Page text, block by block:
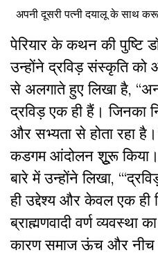
अपनी दूसरी पत्नी दयालू के साथ
पेरियार के कथन की पुष्टि
उन्होंने द्रविड़ संस्कृति को
से अलगाते हुए लिखा है,
द्रविड़ एक ही हैं। जिनका
और सभ्यता से होता रहा
कडगम आंदोलन शूुरू
बारे में उन्होंने लिखा,
ही उद्देश्य और केवल एक ही
ब्राह्मणवादी वर्ण
कारण समाज ऊंच और नीच